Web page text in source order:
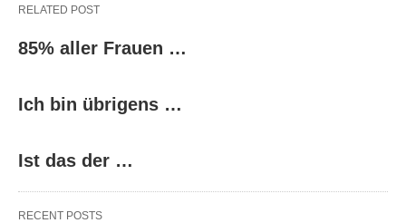
RELATED POST
85% aller Frauen …
Ich bin übrigens …
Ist das der …
RECENT POSTS